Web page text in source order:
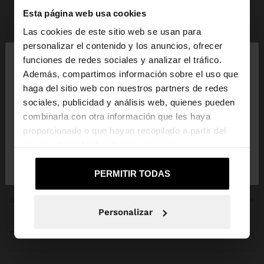
Esta página web usa cookies
Las cookies de este sitio web se usan para
personalizar el contenido y los anuncios, ofrecer
funciones de redes sociales y analizar el tráfico.
Además, compartimos información sobre el uso que
haga del sitio web con nuestros partners de redes
sociales, publicidad y análisis web, quienes pueden
combinarla con otra información que les haya
proporcionado o que hayan recopilado a partir del
PERMITIR TODAS
Personalizar
hola
Estás accediendo a la web de Guatemala. ¿Quieres
ir a la web de United States?
Parfois bridal collection
ÚNETE A NUESTRA NEWSLETTER
y obtén un 10% de descuento
TENDENCIAS